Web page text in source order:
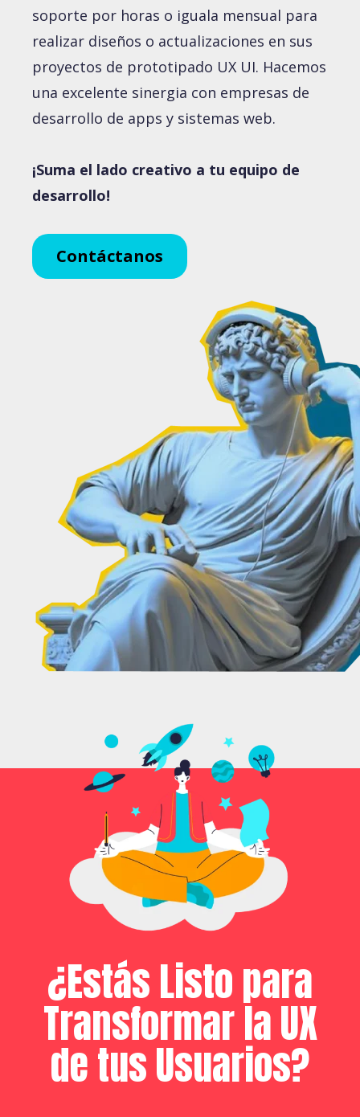
soporte por horas o iguala mensual para
realizar diseños o actualizaciones en sus
proyectos de prototipado UX UI. Hacemos
una excelente sinergia con empresas de
desarrollo de apps y sistemas web.
¡Suma el lado creativo a tu equipo de
desarrollo!
Contáctanos
¿Estás Listo para
Transformar la UX
de tus Usuarios?